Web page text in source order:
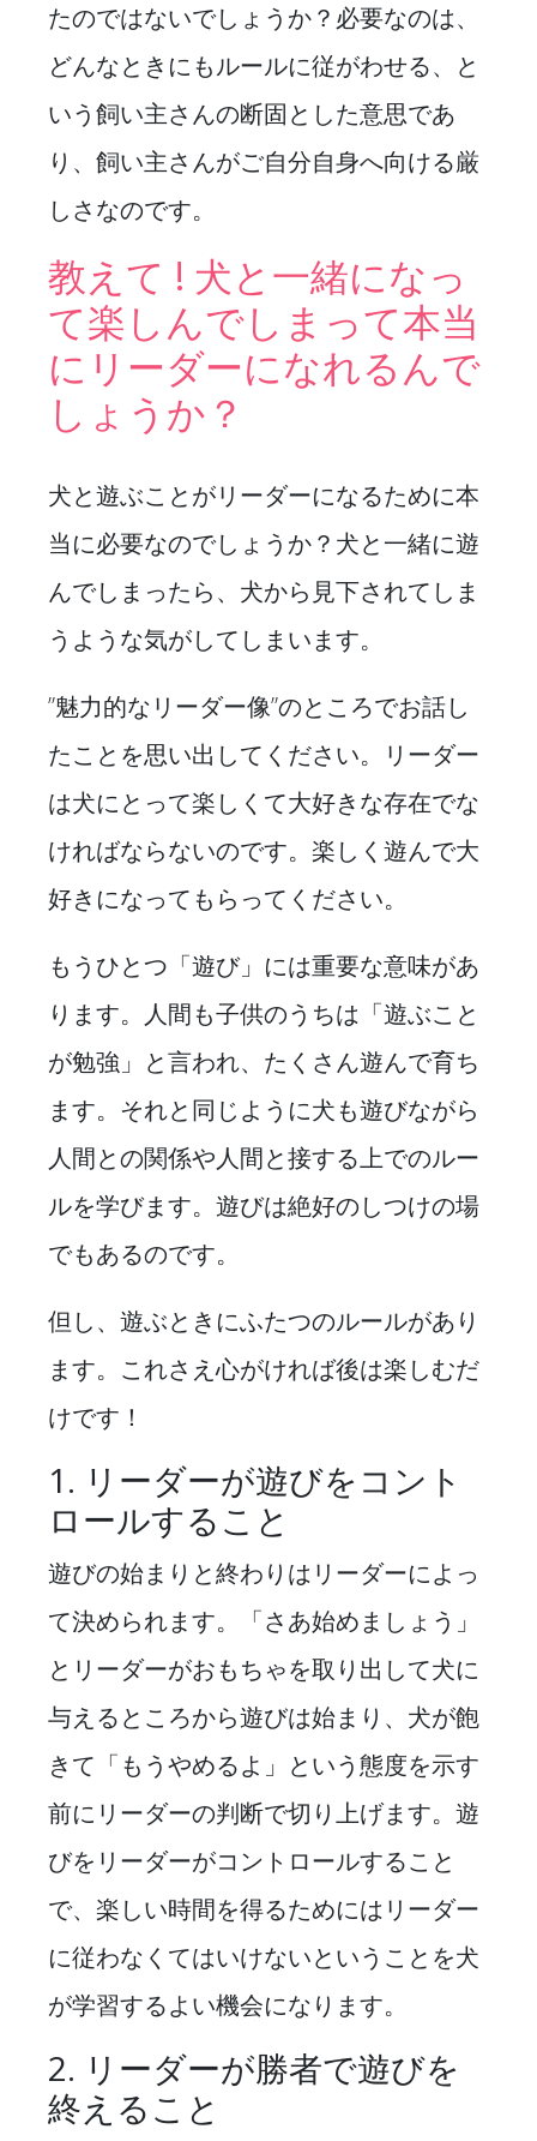
たのではないでしょうか？必要なのは、
どんなときにもルールに従がわせる、と
いう飼い主さんの断固とした意思であ
り、飼い主さんがご自分自身へ向ける厳
しさなのです。
教えて ! 犬と一緒になっ
て楽しんでしまって本当
にリーダーになれるんで
しょうか？
犬と遊ぶことがリーダーになるために本
当に必要なのでしょうか？犬と一緒に遊
んでしまったら、犬から見下されてしま
うような気がしてしまいます。
”魅力的なリーダー像”のところでお話し
たことを思い出してください。リーダー
は犬にとって楽しくて大好きな存在でな
ければならないのです。楽しく遊んで大
好きになってもらってください。
もうひとつ「遊び」には重要な意味があ
ります。人間も子供のうちは「遊ぶこと
が勉強」と言われ、たくさん遊んで育ち
ます。それと同じように犬も遊びながら
人間との関係や人間と接する上でのルー
ルを学びます。遊びは絶好のしつけの場
でもあるのです。
但し、遊ぶときにふたつのルールがあり
ます。これさえ心がければ後は楽しむだ
けです！
1. リーダーが遊びをコント
ロールすること
遊びの始まりと終わりはリーダーによっ
て決められます。「さあ始めましょう」
とリーダーがおもちゃを取り出して犬に
与えるところから遊びは始まり、犬が飽
きて「もうやめるよ」という態度を示す
前にリーダーの判断で切り上げます。遊
びをリーダーがコントロールすること
で、楽しい時間を得るためにはリーダー
に従わなくてはいけないということを犬
が学習するよい機会になります。
2. リーダーが勝者で遊びを
終えること